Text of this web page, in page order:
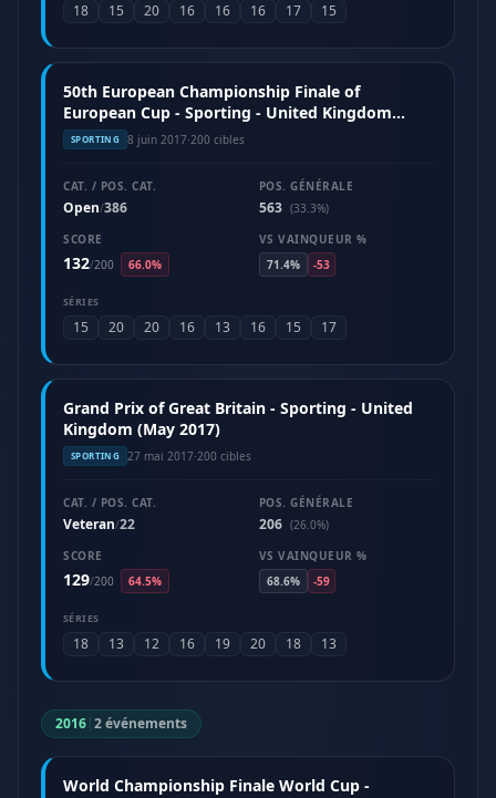
18 15 20 16 16 16 17 15
50th European Championship Finale of
European Cup - Sporting - United Kingdom
(June 2017)
SPORTING 8 juin 2017·200 cibles
CAT. / POS. CAT.
Open/386
POS. GÉNÉRALE
563 (33.3%)
SCORE
132/200 66.0%
VS VAINQUEUR %
71.4%
-53
SÉRIES
15 20 20 16 13 16 15 17
Grand Prix of Great Britain - Sporting - United
Kingdom (May 2017)
SPORTING 27 mai 2017·200 cibles
CAT. / POS. CAT.
Veteran/22
POS. GÉNÉRALE
206 (26.0%)
SCORE
129/200 64.5%
VS VAINQUEUR %
68.6%
-59
SÉRIES
18 13 12 16 19 20 18 13
2016|2 événements
World Championship Finale World Cup -